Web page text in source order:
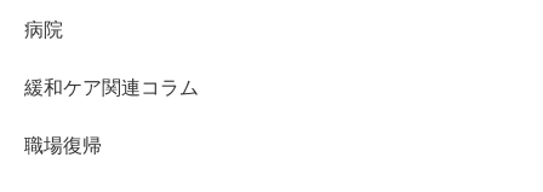
病院
緩和ケア関連コラム
職場復帰